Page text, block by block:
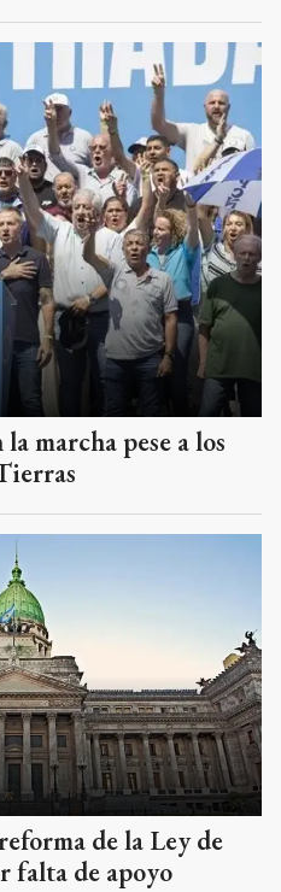
marcha pese a los
de la Ley de
falta de apoyo